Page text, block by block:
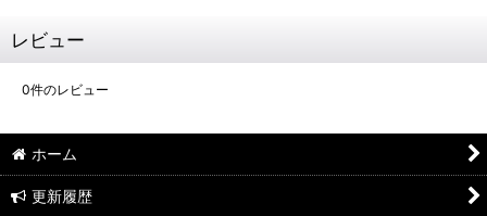
レビュー
0件のレビュー
ホーム
更新履歴